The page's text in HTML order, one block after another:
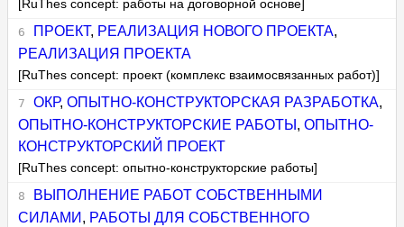
[RuThes concept: работы на договорной основе]
ПРОЕКТ, РЕАЛИЗАЦИЯ НОВОГО ПРОЕКТА,
РЕАЛИЗАЦИЯ ПРОЕКТА
[RuThes concept: проект (комплекс взаимосвязанных работ)]
ОКР, ОПЫТНО-КОНСТРУКТОРСКАЯ РАЗРАБОТКА,
ОПЫТНО-КОНСТРУКТОРСКИЕ РАБОТЫ ,ОПЫТНО-
КОНСТРУКТОРСКИЙ ПРОЕКТ
[RuThes concept: опытно-конструкторские работы]
ВЫПОЛНЕНИЕ РАБОТ СОБСТВЕННЫМИ
СИЛАМИ , РАБОТЫ ДЛЯ СОБСТВЕННОГО